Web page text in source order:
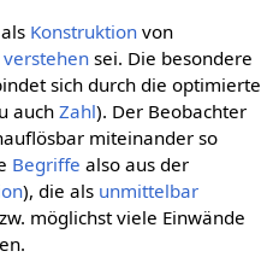
Konstruktion von
verstehen sei. Die besondere
sich durch die optimierte
auchZahl). Der Beobachter
miteinander so
Begriffe also aus der
), die als unmittelbar
möglichst viele Einwände